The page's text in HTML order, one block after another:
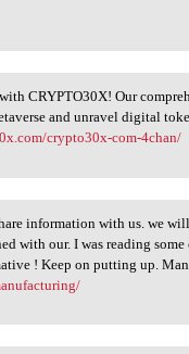
CRYPTO30X! Our
and unravel digital
crypto30x-com-4chan/
information with us. we
with our. I was reading
! Keep on putting up.